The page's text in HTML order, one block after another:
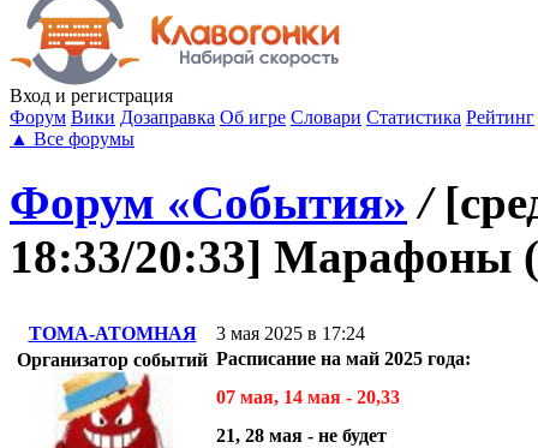
Вход и регистрация
Форум Вики Дозаправка Об игре Словари Статистика Рейтинг
▲ Все форумы
Форум «События» /
18:33/20:33] Марафоны
ТОМА-АТОМНАЯ
3 мая 2025 в 17:24
Организатор событий Расписание на май 2025 года:
07 мая, 14 мая - 20,33
21, 28 мая - не будет